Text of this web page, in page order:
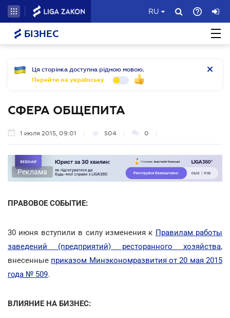
RU
БІЗНЕС
Ця сторінка доступна рідною мовою.
Перейти на українську
СФЕРА ОБЩЕПИТА
1 июля 2015, 09:01 504 0
Реклама
ПРАВОВОЕ СОБЫТИЕ:
30 июня вступили в силу изменения к Правилам работы
заведений (предприятий) ресторанного хозяйства,
внесенные приказом Минэкономразвития от 20 мая 2015
года № 509.
ВЛИЯНИЕ НА БИЗНЕС: